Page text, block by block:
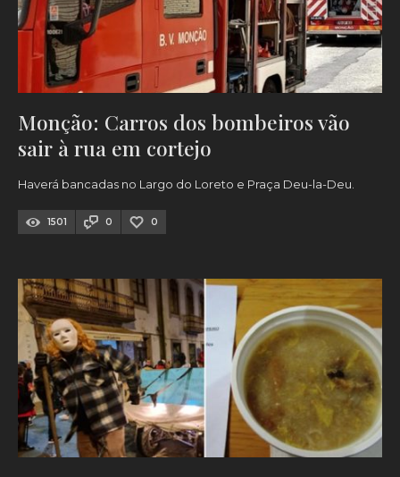
Monção: Carros dos bombeiros vão
sair à rua em cortejo
Haverá bancadas no Largo do Loreto e Praça Deu-la-Deu.
1501 0 0